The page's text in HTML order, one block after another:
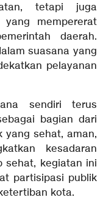
tetapi juga
mempererat
daerah.
suasana yang
pelayanan
sendiri terus
bagian dari
yang sehat, aman,
kesadaran
sehat, kegiatan ini
partisipasi publik
kota.